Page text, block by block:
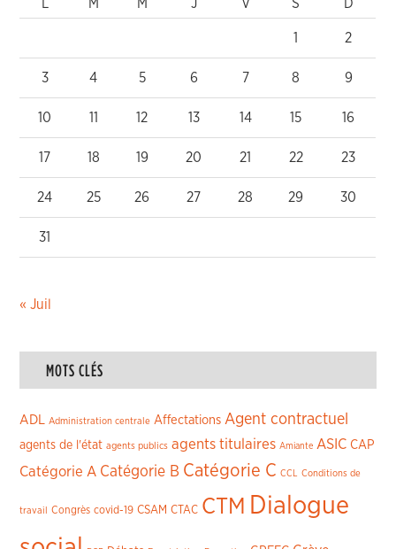
M M J V S D
1 2
3 4 5 6 7 8 9
10 11 12 13 14 15 16
17 18 19 20 21 22 23
24 25 26 27 28 29 30
31
« Juil
MOTS CLÉS
ADL Administration centrale Affectations Agent contractuel
agents de l'état agents publics agents titulaires Amiante ASIC CAP
Catégorie A Catégorie B Catégorie C CCL Conditions de
travail Congrès covid-19 CSAM CTAC CTM Dialogue